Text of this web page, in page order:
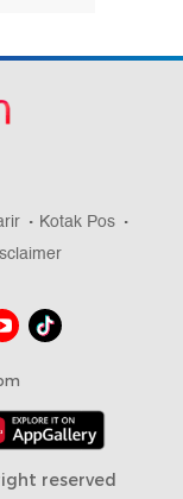
Kotak Pos
reserved